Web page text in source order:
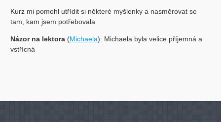
Kurz mi pomohl utřídit si některé myšlenky a nasměrovat se
tam, kam jsem potřebovala
Názor na lektora(Michaela): Michaela byla velice příjemná a
vstřícná